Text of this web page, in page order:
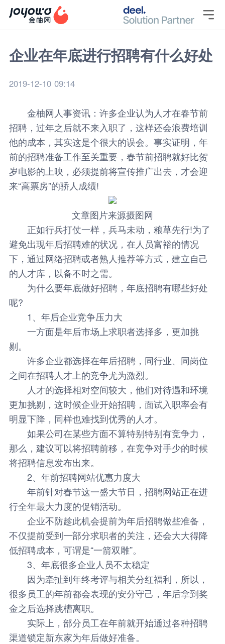

企业在年底进行招聘有什么好处
2019-12-10 09:14
金柚网 人事资讯：许多企业认为人才在春节前
招聘，过年之后就不来入职了，这样还会浪费培训
他的成本，其实这是个很大的误会。事实证明，年
前的招聘准备工作至关重要，春节前招聘就好比贺
岁电影的上映，必须提前将宣传推广出去，才会迎
来“高票房”的骄人成绩!
文章图片来源摄图网
正如行兵打仗一样，兵马未动，粮草先行!为了
避免出现年后招聘难的状况，在人员富裕的情况
下，通过网络招聘或者熟人推荐等方式，建立自己
的人才库，以备不时之需。
为什么要年底做好招聘，年底招聘有哪些好处
呢?
1、年后企业竞争压力大
一方面是年后市场上求职者选择多，更加挑
剔。
许多企业都选择在年后招聘，同行业、同岗位
之间在招聘人才上的竞争尤为激烈。
人才的选择相对空间较大，他们对待遇和环境
更加挑剔，这时候企业开始招聘，面试入职率会有
明显下降，同样也难找到优秀的人才。
如果公司在某些方面不算特别特别有竞争力，
那么，建议可以将招聘前移，在竞争对手少的时候
将招聘信息发布出来。
2、年前招聘网站优惠力度大
年前针对春节这一盛大节日，招聘网站正在进
行全年最大力度的促销活动。
企业不防趁此机会提前为年后招聘做些准备，
不仅提前受到一部分求职者的关注，还会大大得降
低招聘成本，可谓是“一箭双雕”。
3、年底很多企业人员不太稳定
因为牵扯到年终考评与相关分红福利，所以，
很多员工的年前都会表现的安分守己，年后拿到奖
金之后选择跳槽离职。
实际上，部分员工在年前就开始通过各种招聘
渠道锁定新东家为年后做好准备。